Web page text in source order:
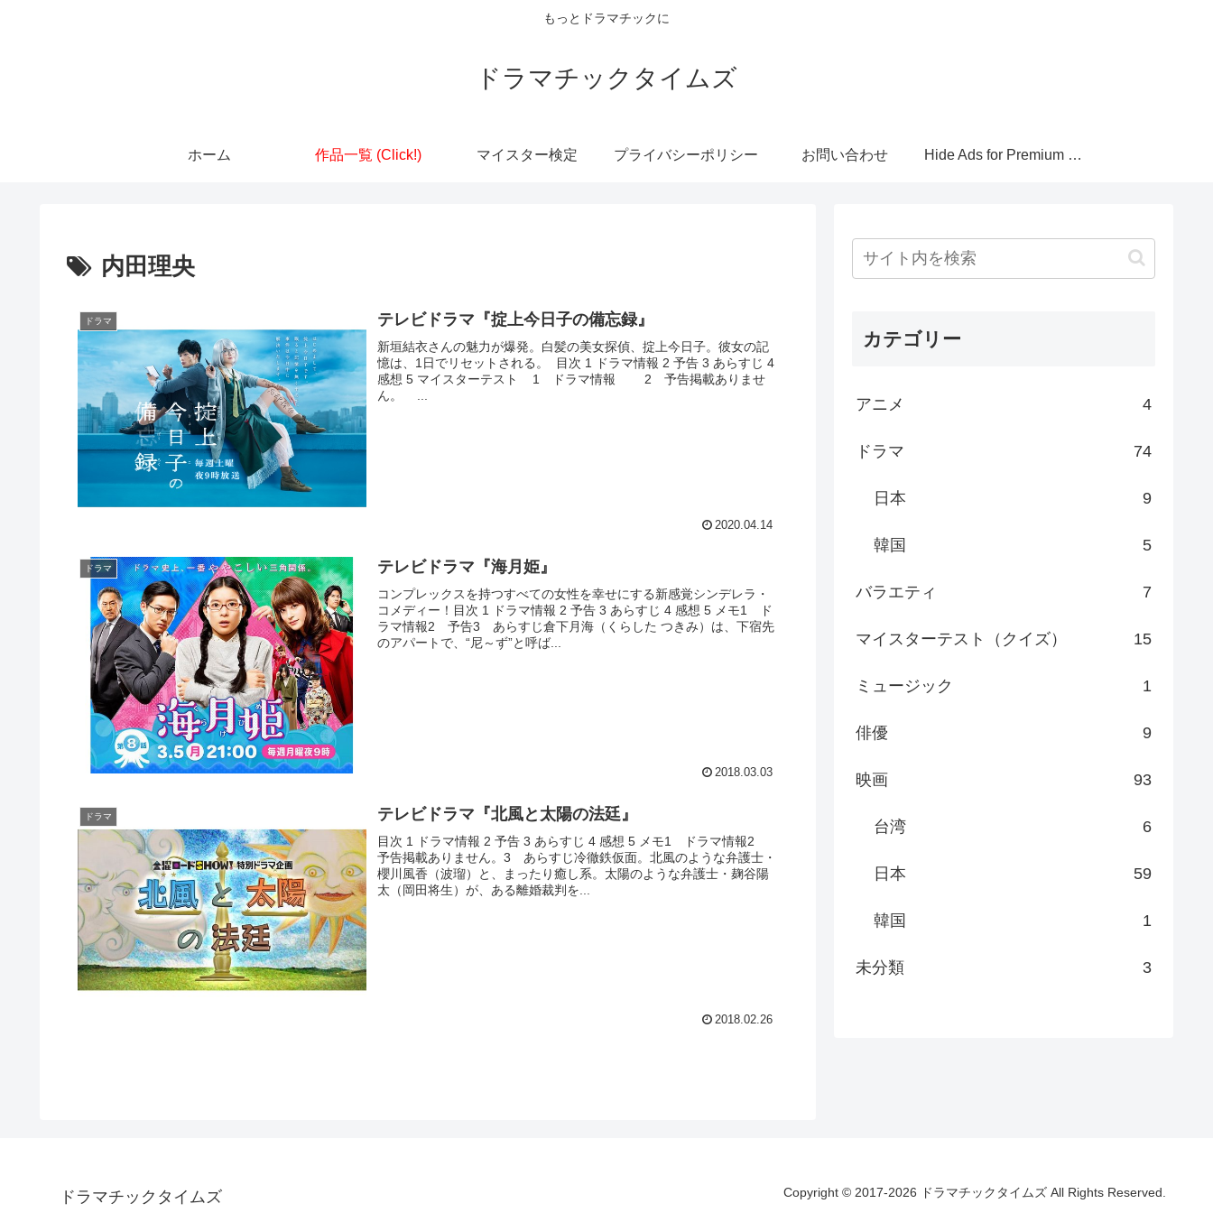
もっとドラマチックに
ドラマチックタイムズ
ホーム 作品一覧 (Click!) マイスター検定 プライバシーポリシー お問い合わせ Hide Ads for Premium Members
内田理央
ドラマ テレビドラマ『掟上今日子の備忘録』
新垣結衣さんの魅力が爆発。白髪の美女探偵、掟上今日子。彼女の記
憶は、1日でリセットされる。 目次 1 ドラマ情報 2 予告 3 あらすじ 4
感想 5 マイスターテスト 1 ドラマ情報 2 予告掲載ありませ
ん。 ...
2020.04.14
ドラマ テレビドラマ『海月姫』
コンプレックスを持つすべての女性を幸せにする新感覚シンデレラ・
コメディー！目次 1 ドラマ情報 2 予告 3 あらすじ 4 感想 5 メモ1 ド
ラマ情報2 予告3 あらすじ倉下月海（くらした つきみ）は、下宿先
のアパートで、“尼～ず”と呼ば...
2018.03.03
ドラマ テレビドラマ『北風と太陽の法廷』
目次 1 ドラマ情報 2 予告 3 あらすじ 4 感想 5 メモ1 ドラマ情報2
予告掲載ありません。3 あらすじ冷徹鉄仮面。北風のような弁護士・
櫻川風香（波瑠）と、まったり癒し系。太陽のような弁護士・麹谷陽
太（岡田将生）が、ある離婚裁判を...
2018.02.26
カテゴリー
アニメ 4
ドラマ 74
日本 9
韓国 5
バラエティ 7
マイスターテスト（クイズ） 15
ミュージック 1
俳優 9
映画 93
台湾 6
日本 59
韓国 1
未分類 3
ドラマチックタイムズ Copyright © 2017-2026 ドラマチックタイムズ All Rights Reserved.